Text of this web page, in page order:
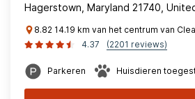
Hagerstown, Maryland 21740,
8.82 14.19 km van het centrum van
4.37
(2201 reviews)
Parkeren Huisdieren